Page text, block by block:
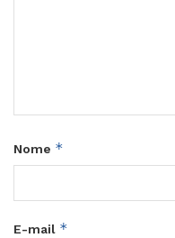
Nome *
E-mail *